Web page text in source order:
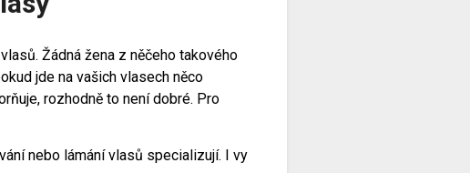
Žádná žena z něčeho takového
jde na vašich vlasech něco
rozhodně to není dobré. Pro
nebo lámání vlasů specializují. I vy